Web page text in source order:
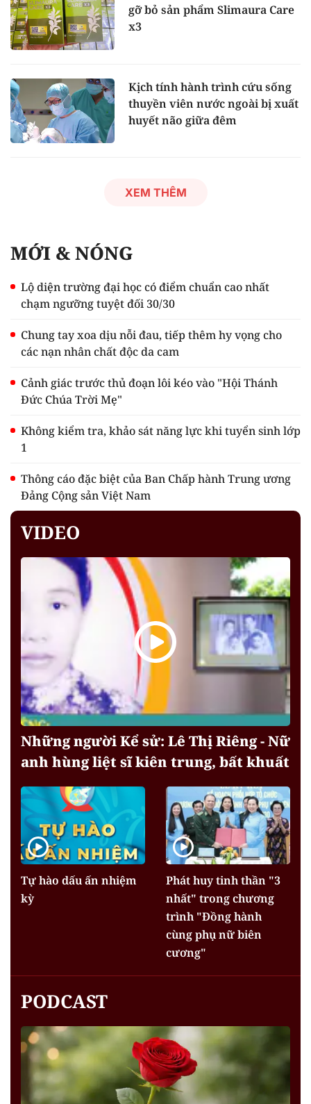
gỡ bỏ sản phẩm Slimaura Care
x3
Kịch tính hành trình cứu sống
thuyền viên nước ngoài bị xuất
huyết não giữa đêm
XEM THÊM
MỚI & NÓNG
Lộ diện trường đại học có điểm chuẩn cao nhất
chạm ngưỡng tuyệt đối 30/30
Chung tay xoa dịu nỗi đau, tiếp thêm hy vọng cho
các nạn nhân chất độc da cam
Cảnh giác trước thủ đoạn lôi kéo vào "Hội Thánh
Đức Chúa Trời Mẹ"
Không kiểm tra, khảo sát năng lực khi tuyển sinh lớp
1
Thông cáo đặc biệt của Ban Chấp hành Trung ương
Đảng Cộng sản Việt Nam
VIDEO
Những người Kể sử: Lê Thị Riêng - Nữ
anh hùng liệt sĩ kiên trung, bất khuất
Tự hào dấu ấn nhiệm
kỳ
Phát huy tinh thần "3
nhất" trong chương
trình "Đồng hành
cùng phụ nữ biên
cương"
PODCAST